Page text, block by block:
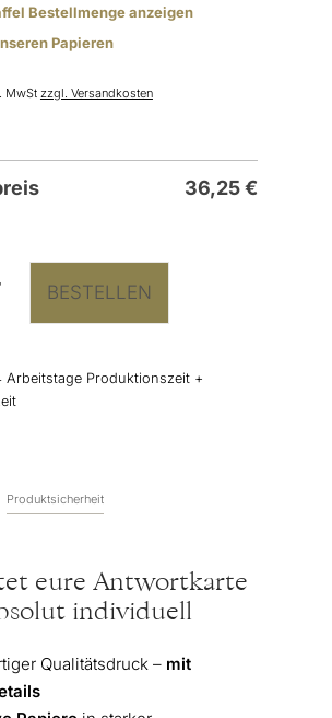
Bestellmenge anzeigen
Papieren
MwSt zzgl. Versandkosten
36,25€
BESTELLEN
Arbeitstage Produktionszeit +
Produktsicherheit
eure Antwortkarte
individuell
Qualitätsdruck – mit